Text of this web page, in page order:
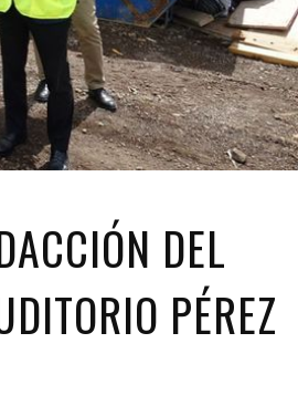
DEL
PÉREZ